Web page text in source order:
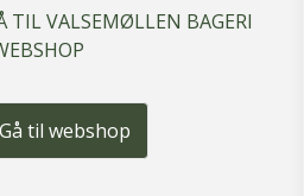
TIL VALSEMØLLEN BAGERI
Gå til webshop